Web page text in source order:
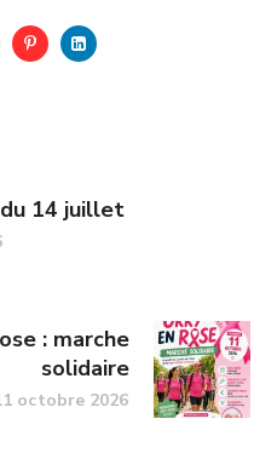
14 juillet
: marche
solidaire
octobre 2026